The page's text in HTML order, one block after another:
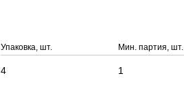
Упаковка, шт. Мин. партия, шт.
4 1